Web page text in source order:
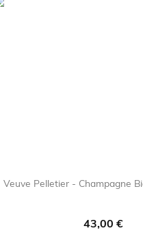
Veuve Pelletier - Champagne
Prezzo
43,00 €